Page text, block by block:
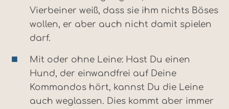
Vierbeiner weiß, dass sie ihm nichts Böses
wollen, er aber auch nicht damit spielen
darf.
Mit oder ohne Leine: Hast Du einen
Hund, der einwandfrei auf Deine
Kommandos hört, kannst Du die Leine
auch weglassen. Dies kommt aber immer